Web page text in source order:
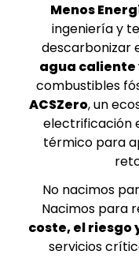
Menos
ingeniería y
descarbonizar
agua caliente
combustibles
ACSZero, un
electrificación
térmico para
No nacimos
Nacimos para
coste, el riesgo
servicios